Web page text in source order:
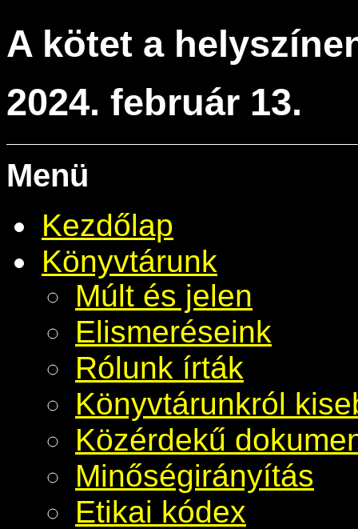
A kötet a
2024. február 13.
Menü
Kezdőlap
Könyvtárunk
Múlt és jelen
Elismeréseink
Rólunk írták
Könyvtárunkról
Közérdekű
Minőségirányítás
Etikai kódex